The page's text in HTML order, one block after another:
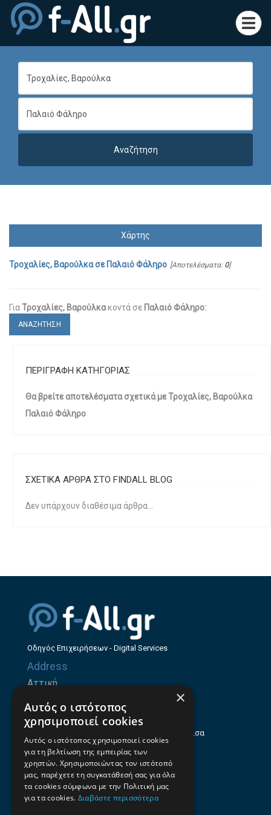
Χάρτης
Τροχαλίες, Βαρούλκασε Παλαιό Φάληρο [Αποτελέσματα: 0]
ΓιαΤροχαλίες, Βαρούλκακοντά σε Παλαιό Φάληρο:
ΑΝΑΖΗΤΗΣΗ
ΠΕΡΙΓΡΑΦΗ ΚΑΤΗΓΟΡΙΑΣ
Θα βρείτε αποτελέσματα σχετικά με Τροχαλίες, Βαρούλκα
Παλαιό Φάληρο
ΣΧΕΤΙΚΑ ΑΡΘΡΑ ΣΤΟ FINDALL BLOG
Δεν υπάρχουν διαθέσιμα άρθρα...
Οδηγός Επιχειρήσεων - Digital Services
Address
Αττική
Θεσσαλία
Ηρώων Πολυτεχνείου 214 (1ος Όροφος), Λάρισα
Επαγγελματικός οδηγός Λάρισας
Emails
×
Αυτός ο ιστότοπος
χρησιμοποιεί cookies
Αυτός ο ιστότοπος χρησιμοποιεί cookies
για τη βελτίωση της εμπειρίας των
χρηστών. Χρησιμοποιώντας τον ιστότοπό
μας, παρέχετε τη συγκατάθεσή σας για όλα
τα cookies σύμφωνα με την Πολιτική μας
για τα cookies. Διαβάστε περισσότερα